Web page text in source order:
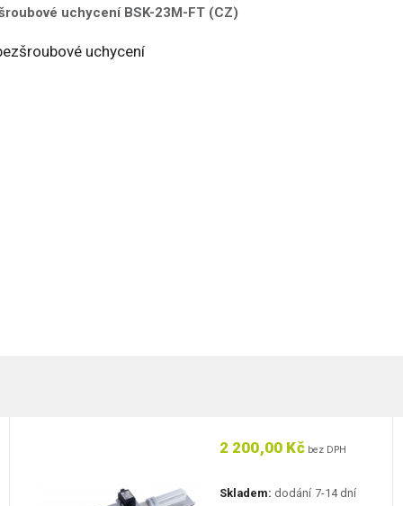
uchycení BSK-23M-FT (CZ)
uchycení
2 200,00 Kčbez DPH
Skladem: dodání 7-14 dní